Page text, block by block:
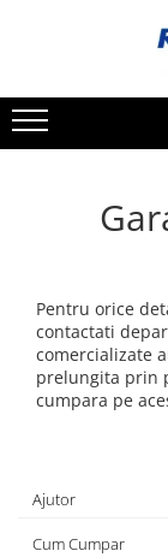
PIESE DE SCHIMB
ECHIPAMENTE
ADAPTOARE
CUTII CONEXIUNE
LAMPI
PRIZE ELECTRICE
SET MUFARE
PRELATE
SISTEM DE
Pentru orice
contactati
comercializate
prelungita prin
cumpara pe
Ajutor
Cum Cumpar